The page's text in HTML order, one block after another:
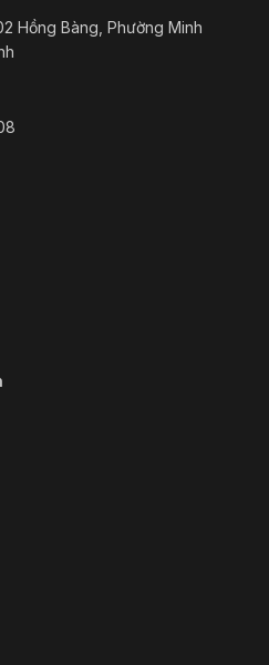
Hồng Bàng, Phường Minh